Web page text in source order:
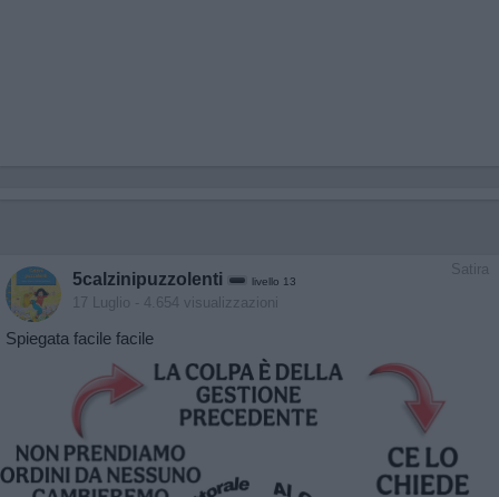
Satira
5calzinipuzzolenti livello 13
17 Luglio - 4.654 visualizzazioni
Spiegata facile facile